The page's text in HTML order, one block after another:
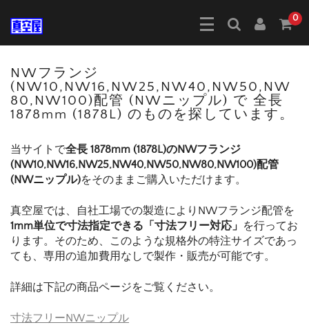
0
NWフランジ
(NW10,NW16,NW25,NW40,NW50,NW
80,NW100)配管 (NWニップル) で 全長
1878mm (1878L) のものを探しています。
当サイトで全長 1878mm (1878L)のNWフランジ
(NW10,NW16,NW25,NW40,NW50,NW80,NW100)配管
(NWニップル)をそのままご購入いただけます。
真空屋では、自社工場での製造によりNWフランジ配管を
1mm単位で寸法指定できる「寸法フリー対応」 を行ってお
ります。そのため、このような規格外の特注サイズであっ
ても、専用の追加費用なしで製作・販売が可能です。
詳細は下記の商品ページをご覧ください。
寸法フリーNWニップル